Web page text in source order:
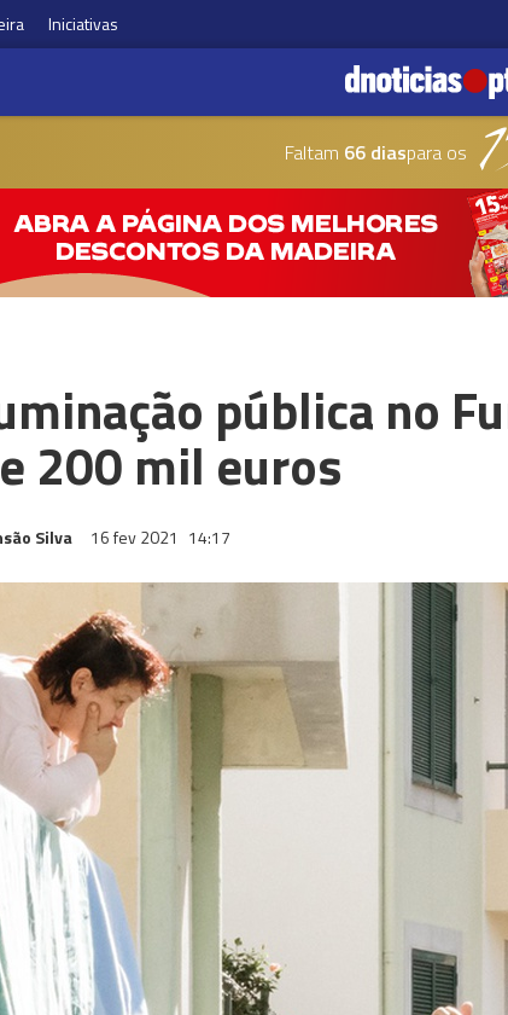
Iniciativas
Faltam 66 diaspara os
pública no
200 mil euros
Silva 16 fev 2021 14:17